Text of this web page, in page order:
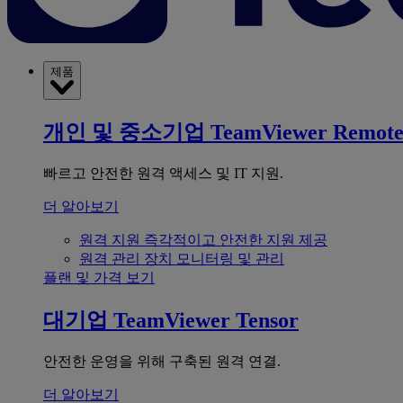
제품
개인 및 중소기업 TeamViewer Remote
빠르고 안전한 원격 액세스 및 IT 지원.
더 알아보기
원격 지원 즉각적이고 안전한 지원 제공
원격 관리 장치 모니터링 및 관리
플랜 및 가격 보기
대기업 TeamViewer Tensor
안전한 운영을 위해 구축된 원격 연결.
더 알아보기